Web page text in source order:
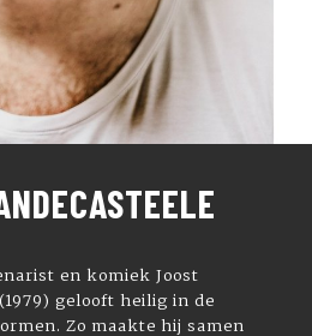
en komiek Joost
gelooft heilig in de
Zo maakte hij samen